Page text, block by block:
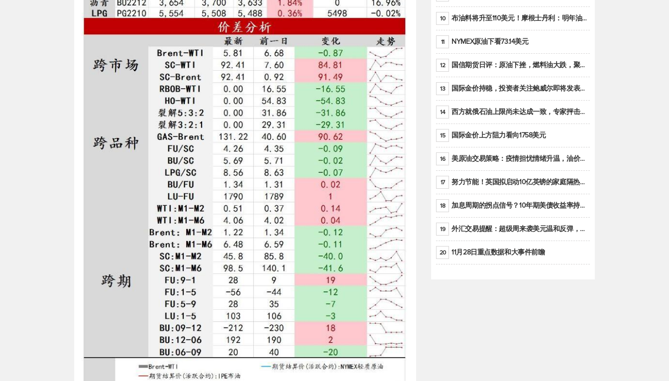
10 布油料将升至110美元！摩根士丹利：明年油市面临七大不确定性
11 NYMEX原油下看73.14美元
12 国信期货日评：原油下挫，燃料油大跌，聚烯烃谨慎回调
13 国际金价持稳，投资者关注鲍威尔即将发表的讲话
14 西方就俄石油上限尚未达成一致，专家抨击限价是无用功
15 国际金价上方阻力看向1758美元
16 美原油交易策略：疫情担忧情绪升温，油价跌创年内新低
17 努力节能！英国拟启动10亿英镑的家庭隔热工程 减少能源消耗
18 加息周期的拐点信号？10年期美债收益率持续低于联邦基金利率目标区间
19 外汇交易提醒：超级周来袭美元温和反弹，警惕筑底可能性
20 11月28日重点数据和大事件前瞻